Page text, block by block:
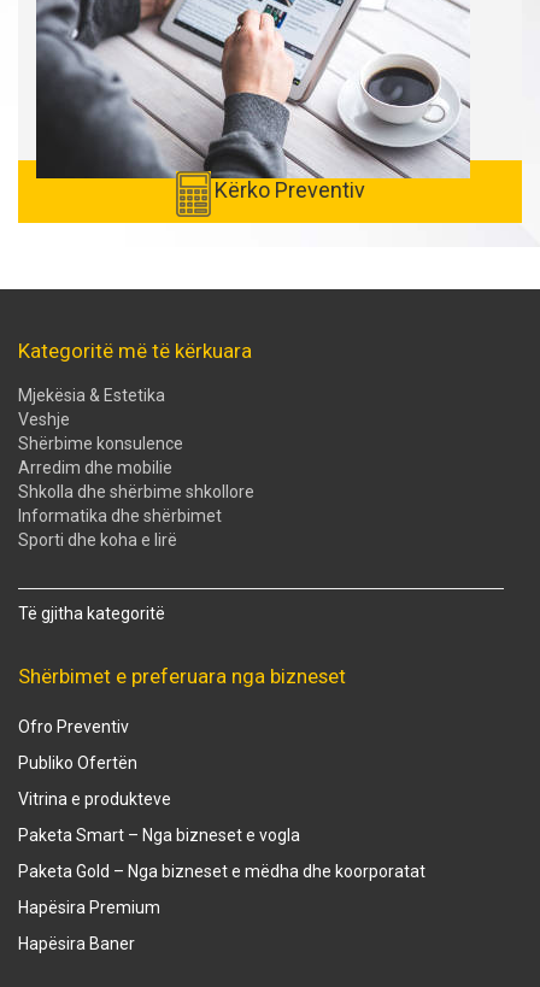
Kërko Preventiv
Kategoritë më të kërkuara
Mjekësia & Estetika
Veshje
Shërbime konsulence
Arredim dhe mobilie
Shkolla dhe shërbime shkollore
Informatika dhe shërbimet
Sporti dhe koha e lirë
Të gjitha kategoritë
Shërbimet e preferuara nga bizneset
Ofro Preventiv
Publiko Ofertën
Vitrina e produkteve
Paketa Smart – Nga bizneset e vogla
Paketa Gold – Nga bizneset e mëdha dhe koorporatat
Hapësira Premium
Hapësira Baner